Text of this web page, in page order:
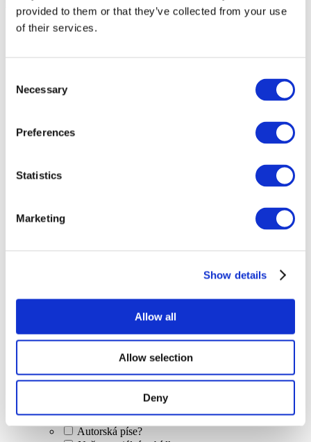
provided to them or that they’ve collected from your use
of their services.
Selection
Necessary
Preferences
Statistics
Marketing
Show details
Allow all
Allow selection
Deny
Události
Koncerty
Populární hudba
Rocková hudba
Izraelská hudba
Folklor
Autorská píse?